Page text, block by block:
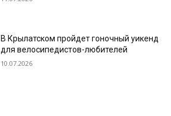
В Крылатском пройдет гоночный уикенд
для велосипедистов-любителей
10.07.2026